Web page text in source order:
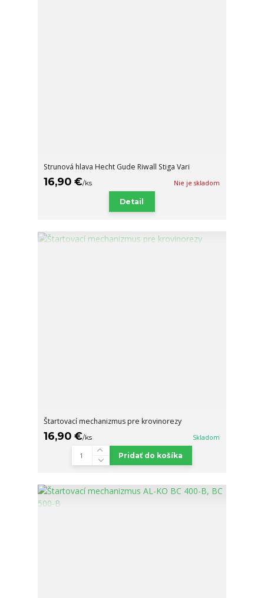
Strunová hlava Hecht Gude Riwall Stiga Vari
16,90 €/ks Nie je skladom
Detail
Štartovací mechanizmus pre krovinorezy
16,90 €/ks Skladom
Pridať do košíka